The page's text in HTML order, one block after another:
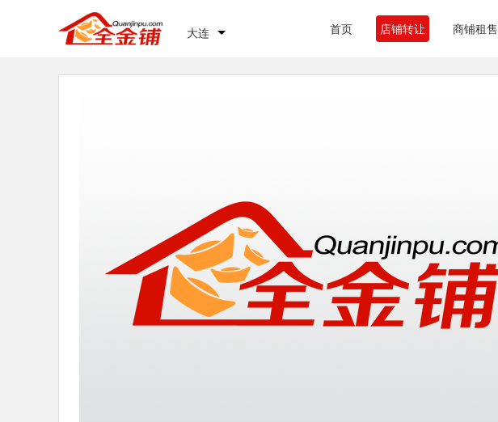
大连 首页 店铺转让 商铺租售